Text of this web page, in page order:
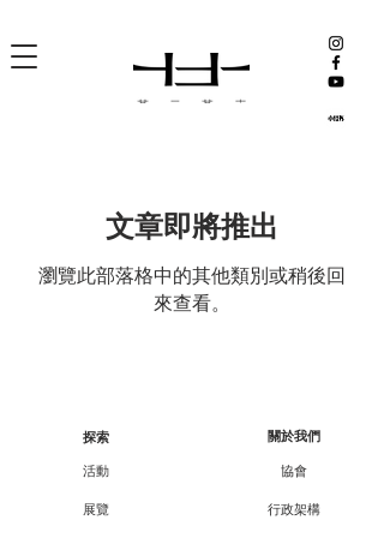
文章即將推出
瀏覽此部落格中的其他類別或稍後回
來查看。
探索
活動
展覽
關於我們
協會
行政架構